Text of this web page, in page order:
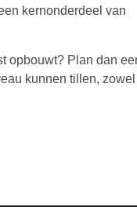
kernonderdeel van
opbouwt? Plan dan
kunnen tillen, zowel